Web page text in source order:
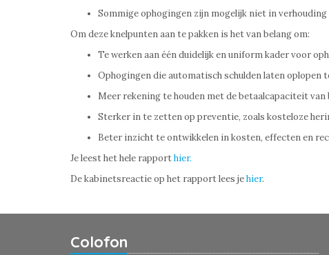
Sommige ophogingen zijn mogelijk niet in
Om deze knelpunten aan te pakken is het van belang om:
Te werken aan één duidelijk en uniform kader voor
Ophogingen die automatisch schulden laten oplopen
Meer rekening te houden met de betaalcapaciteit van
Sterker in te zetten op preventie, zoals kosteloze
Beter inzicht te ontwikkelen in kosten, effecten en
Je leest het hele rapporthier.
De kabinetsreactie op het rapport lees jehier.
Colofon